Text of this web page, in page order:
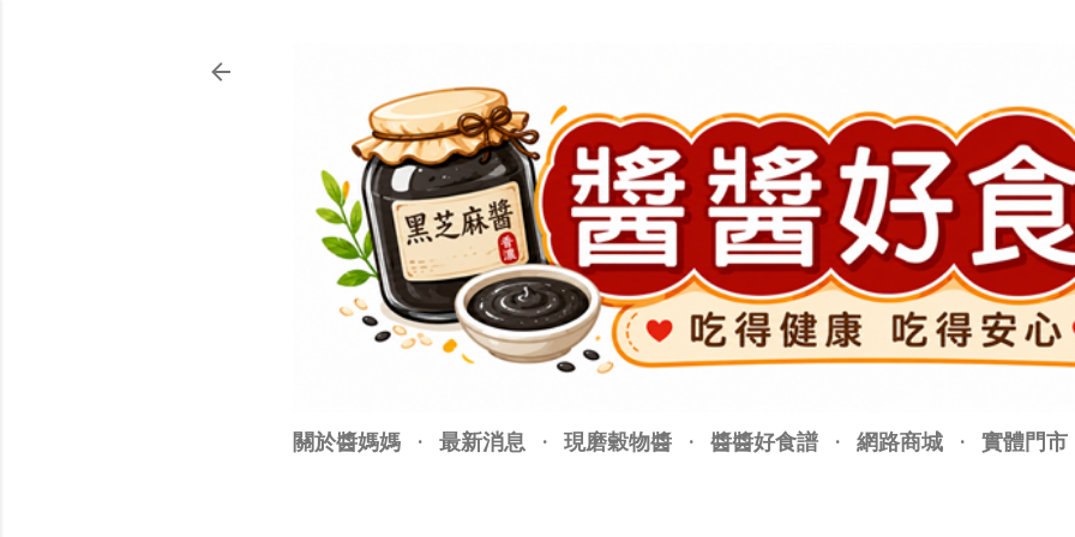
關於醬媽媽 最新消息 現磨穀物醬 醬醬好食譜 網路商城 實體門市